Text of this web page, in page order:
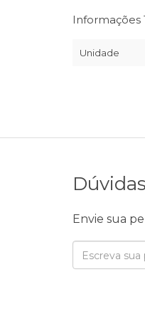
Informações
Unidade
Envie sua